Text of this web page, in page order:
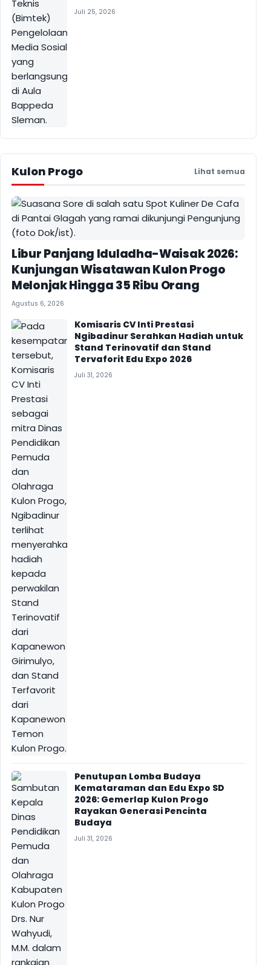
Juli 25, 2026
Kulon Progo Lihat semua
Libur Panjang Iduladha-Waisak 2026:
Kunjungan Wisatawan Kulon Progo
Melonjak Hingga 35 Ribu Orang
Agustus 6, 2026
Komisaris CV Inti Prestasi
Ngibadinur Serahkan Hadiah untuk
Stand Terinovatif dan Stand
Tervaforit Edu Expo 2026
Juli 31, 2026
Penutupan Lomba Budaya
Kemataraman dan Edu Expo SD
2026: Gemerlap Kulon Progo
Rayakan Generasi Pencinta
Budaya
Juli 31, 2026